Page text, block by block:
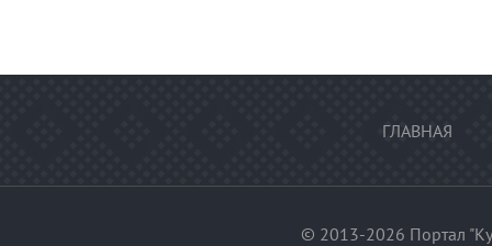
ГЛАВНАЯ
© 2013-2026 Портал